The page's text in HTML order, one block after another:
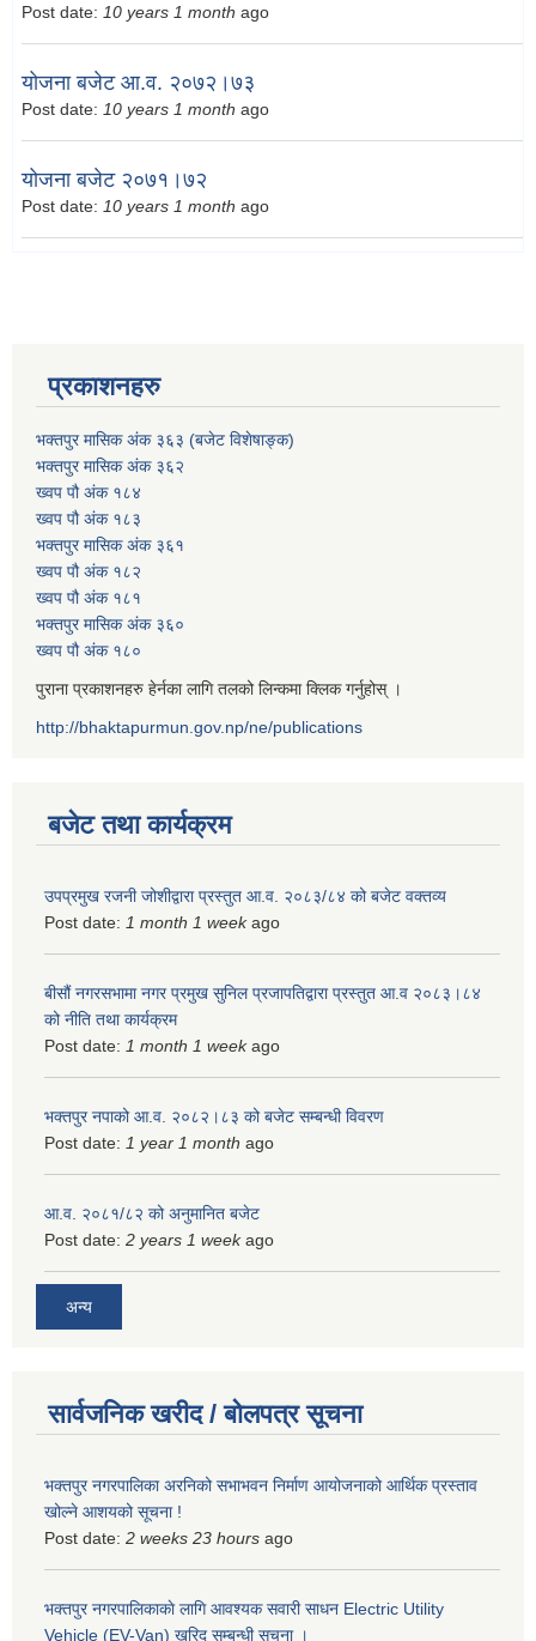
Post date: 10 years 1 month ago
योजना बजेट आ.व. २०७२।७३
Post date: 10 years 1 month ago
योजना बजेट २०७१।७२
Post date: 10 years 1 month ago
प्रकाशनहरु
भक्तपुर मासिक अंक ३६३ (बजेट विशेषाङ्क)
भक्तपुर मासिक अंक ३६२
ख्वप पौ अंक १८४
ख्वप पौ अंक १८३
भक्तपुर मासिक अंक ३६१
ख्वप पौ अंक १८२
ख्वप पौ अंक १८१
भक्तपुर मासिक अंक ३६०
ख्वप पौ अंक १८०
पुराना प्रकाशनहरु हेर्नका लागि तलको लिन्कमा क्लिक गर्नुहोस् ।
http://bhaktapurmun.gov.np/ne/publications
बजेट तथा कार्यक्रम
उपप्रमुख रजनी जोशीद्वारा प्रस्तुत आ.व. २०८३/८४ को बजेट वक्तव्य
Post date: 1 month 1 weekago
बीसौं नगरसभामा नगर प्रमुख सुनिल प्रजापतिद्वारा प्रस्तुत आ.व‍ २०८३।८४
को नीति तथा कार्यक्रम
Post date: 1 month 1 weekago
भक्तपुर नपाको आ.व. २०८२।८३ को बजेट सम्बन्धी विवरण
Post date: 1 year 1 month ago
आ.व. २०८१/८२ को अनुमानित बजेट
Post date: 2 years 1 weekago
अन्य
सार्वजनिक खरीद / बोलपत्र सूचना
भक्तपुर नगरपालिका अरनिको सभाभवन निर्माण आयोजनाको आर्थिक प्रस्ताव
खोल्ने आशयको सूचना !
Post date: 2 weeks 23 hours ago
भक्तपुर नगरपालिकाकाे लागि आवश्यक सवारी साधन Electric Utility
Vehicle (EV-Van) खरिद सम्बन्धी सूचना ।